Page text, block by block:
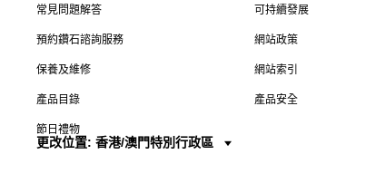
常見問題解答
預約鑽石諮詢服務
保養及維修
產品目錄
節日禮物
可持續發展
網站政策
網站索引
產品安全
更改位置: 香港/澳門特別行政區